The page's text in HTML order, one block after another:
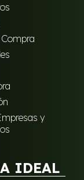
y
IDEAL